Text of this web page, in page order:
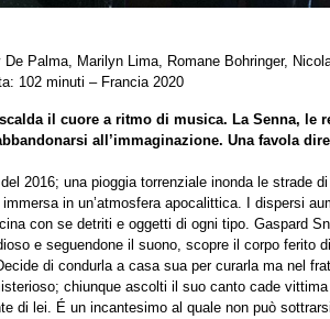
Palma, Marilyn Lima, Romane Bohringer,
102 minuti – Francia 2020
il cuore a ritmo di musica. La Senna, le
all’immaginazione. Una favola
2016; una pioggia torrenziale inonda le strade
in un’atmosfera apocalittica. I dispersi
con se detriti e oggetti di ogni tipo. Gaspard
e seguendone il suono, scopre il corpo ferito
di condurla a casa sua per curarla ma nel
chiunque ascolti il suo canto cade
di lei. É un incantesimo al quale non può